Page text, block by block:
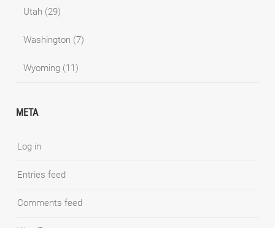
Utah (29)
Washington (7)
Wyoming (11)
META
Log in
Entries feed
Comments feed